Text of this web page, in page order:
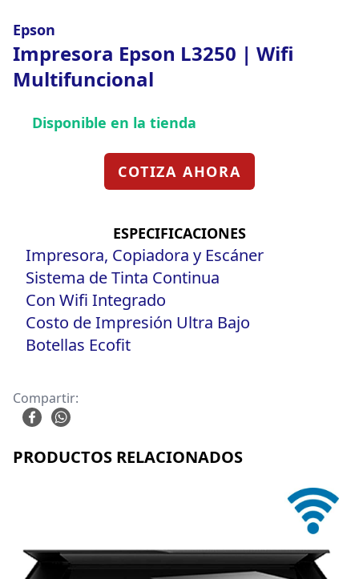
Epson
Impresora Epson L3250 | Wifi
Multifuncional
Disponible en la tienda
COTIZA AHORA
ESPECIFICACIONES
Impresora, Copiadora y Escáner
Sistema de Tinta Continua
Con Wifi Integrado
Costo de Impresión Ultra Bajo
Botellas Ecofit
Compartir:
PRODUCTOS RELACIONADOS